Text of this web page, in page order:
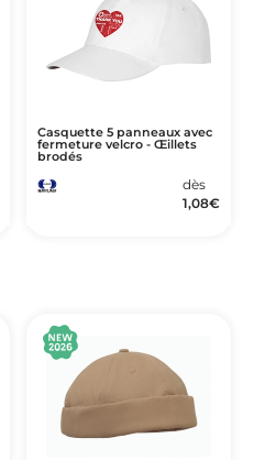
Casquette 5 panneaux avec
fermeture velcro - Œillets
brodés
dès
1,08€